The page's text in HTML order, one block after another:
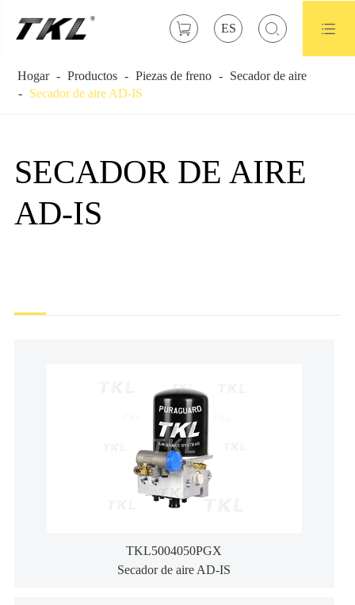
 ES  
Hogar Productos Piezas de freno
Secador de aire
Secador de aire AD-IS
SECADOR DE AIRE
AD-IS
TKL5004050PGX
Secador de aire AD-IS